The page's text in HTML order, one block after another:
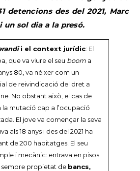
detencions des del 2021, Marc
un sol dia a la presó.
i el context jurídic: El
que va viure el seu booma
80, va néixer com un
de reivindicació del dret a
No obstant això, el cas de
la mutació cap a l’ocupació
El jove va començar la seva
als 18 anys i des del 2021 ha
de 200 habitatges. El seu
i mecànic: entrava en pisos
propietat de bancs,